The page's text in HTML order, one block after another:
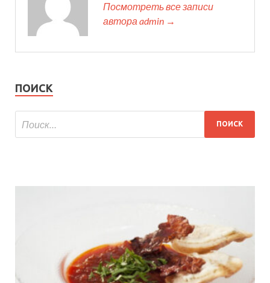
Посмотреть все записи
автора admin →
ПОИСК